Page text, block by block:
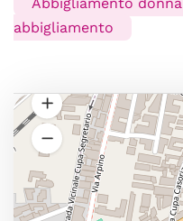
abbigliamento